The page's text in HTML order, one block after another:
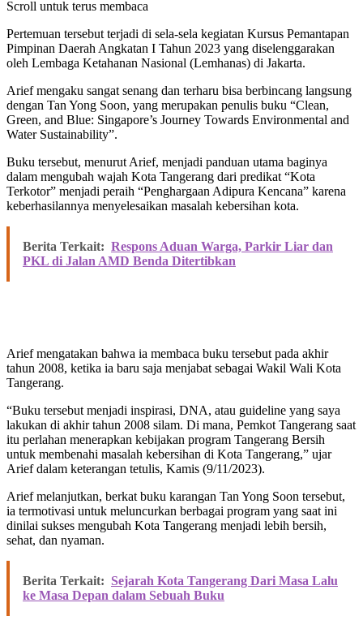
Scroll untuk terus membaca
Pertemuan tersebut terjadi di sela-sela kegiatan Kursus Pemantapan
Pimpinan Daerah Angkatan I Tahun 2023 yang diselenggarakan
oleh Lembaga Ketahanan Nasional (Lemhanas) di Jakarta.
Arief mengaku sangat senang dan terharu bisa berbincang langsung
dengan Tan Yong Soon, yang merupakan penulis buku “Clean,
Green, and Blue: Singapore’s Journey Towards Environmental and
Water Sustainability”.
Buku tersebut, menurut Arief, menjadi panduan utama baginya
dalam mengubah wajah Kota Tangerang dari predikat “Kota
Terkotor” menjadi peraih “Penghargaan Adipura Kencana” karena
keberhasilannya menyelesaikan masalah kebersihan kota.
Berita Terkait: Respons Aduan Warga, Parkir Liar dan
PKL di Jalan AMD Benda Ditertibkan
Arief mengatakan bahwa ia membaca buku tersebut pada akhir
tahun 2008, ketika ia baru saja menjabat sebagai Wakil Wali Kota
Tangerang.
“Buku tersebut menjadi inspirasi, DNA, atau guideline yang saya
lakukan di akhir tahun 2008 silam. Di mana, Pemkot Tangerang saat
itu perlahan menerapkan kebijakan program Tangerang Bersih
untuk membenahi masalah kebersihan di Kota Tangerang,” ujar
Arief dalam keterangan tetulis, Kamis (9/11/2023).
Arief melanjutkan, berkat buku karangan Tan Yong Soon tersebut,
ia termotivasi untuk meluncurkan berbagai program yang saat ini
dinilai sukses mengubah Kota Tangerang menjadi lebih bersih,
sehat, dan nyaman.
Berita Terkait: Sejarah Kota Tangerang Dari Masa Lalu
ke Masa Depan dalam Sebuah Buku